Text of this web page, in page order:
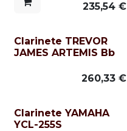
235,54€
Clarinete TREVOR
JAMES ARTEMIS Bb
260,33€
Clarinete YAMAHA
YCL-255S